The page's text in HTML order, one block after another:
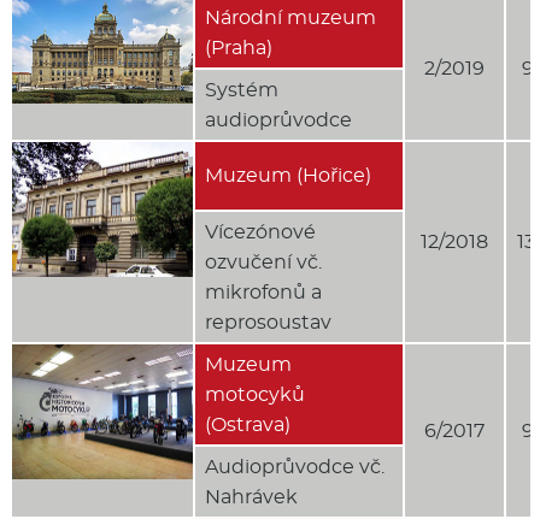
Národní muzeum
(Praha)
2/2019
Systém
audioprůvodce
Muzeum (Hořice)
12/2018
Vícezónové
ozvučení vč.
mikrofonů a
reprosoustav
Muzeum
motocyků
(Ostrava)
6/2017
Audioprůvodce vč.
Nahrávek